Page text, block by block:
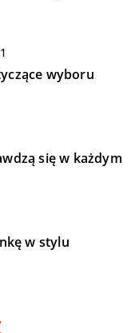
wyboru
się w każdym
w stylu